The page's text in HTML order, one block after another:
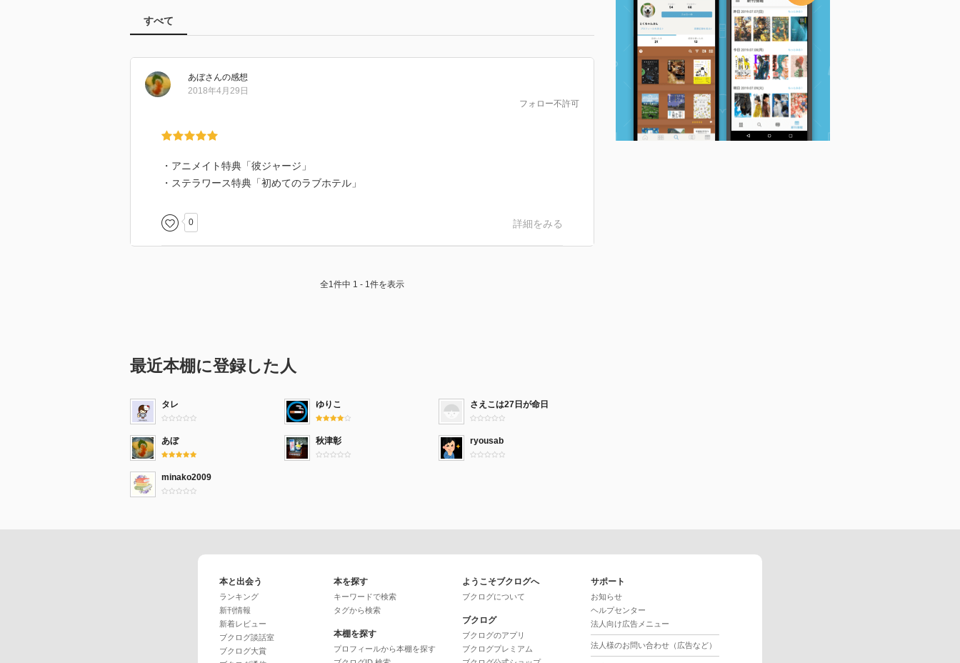
すべて
あぼさんの感想
フォロー不許可
2018年4月29日
・アニメイト特典「彼ジャージ」
・ステラワース特典「初めてのラブホテル」
0 詳細をみる
全1件中 1 - 1件を表示
最近本棚に登録した人
タレ ゆりこ さえこは27日が命日
あぼ 秋津彰 ryousab
minako2009
本と出会う
ランキング
新刊情報
新着レビュー
ブクログ談話室
ブクログ大賞
本を探す
キーワードで検索
タグから検索
本棚を探す
プロフィールから本棚を探す
ようこそブクログへ
ブクログについて
ブクログ
ブクログのアプリ
ブクログプレミアム
サポート
お知らせ
ヘルプセンター
法人向け広告メニュー
法人様のお問い合わせ（広告など）